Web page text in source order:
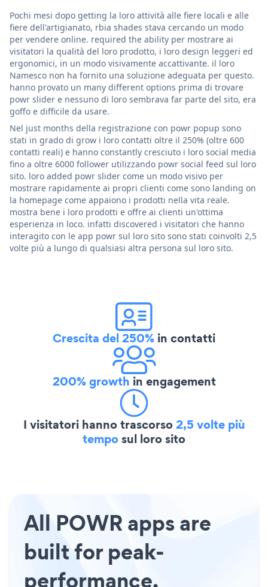
Pochi mesi dopo getting la loro attività alle fiere locali e alle
fiere dell'artigianato, rbia shades stava cercando un modo
per vendere online. required the ability per mostrare ai
visitatori la qualità del loro prodotto, i loro design leggeri ed
ergonomici, in un modo visivamente accattivante. il loro
Namesco non ha fornito una soluzione adeguata per questo.
hanno provato un many different options prima di trovare
powr slider e nessuno di loro sembrava far parte del sito, era
goffo e difficile da usare.
Nel just months della registrazione con powr popup sono
stati in grado di grow i loro contatti oltre il 250% (oltre 600
contatti reali) e hanno constantly cresciuto i loro social media
fino a oltre 6000 follower utilizzando powr social feed sul loro
sito. loro added powr slider come un modo visivo per
mostrare rapidamente ai propri clienti come sono landing on
la homepage come appaiono i prodotti nella vita reale.
mostra bene i loro prodotti e offre ai clienti un'ottima
esperienza in loco. infatti discovered i visitatori che hanno
interagito con le app powr sul loro sito sono stati coinvolti 2,5
volte più a lungo di qualsiasi altra persona sul loro sito.
Crescita del 250% in contatti
200% growth in engagement
I visitatori hanno trascorso2,5 volte più
temposul loro sito
All POWR apps are
built for peak-
performance.